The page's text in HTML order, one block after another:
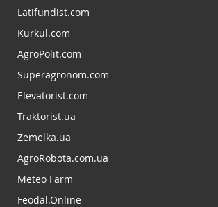
Latifundist.com
Kurkul.com
AgroPolit.com
Superagronom.com
Elevatorist.com
Traktorist.ua
Zemelka.ua
AgroRobota.com.ua
Meteo Farm
Feodal.Online